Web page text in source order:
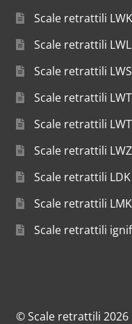
Scale retrattili
Scale retrattili
Scale retrattili
Scale retrattili LWT
Scale retrattili
Scale retrattili
Scale retrattili LDK
Scale retrattili LMK
Scale retrattili
© Scale retrattili 2026